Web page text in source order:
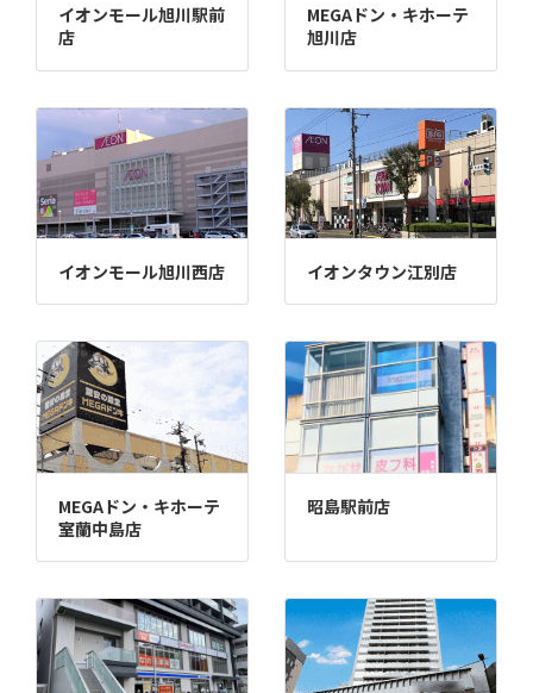
イオンモール旭川駅前
店
MEGAドン・キホーテ
旭川店
イオンモール旭川西店 イオンタウン江別店
MEGAドン・キホーテ
室蘭中島店
昭島駅前店